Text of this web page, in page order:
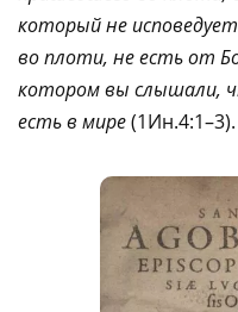
который не
во плоти, не есть от
котором вы слышали,
есть в мире(1Ин.4:1–3).